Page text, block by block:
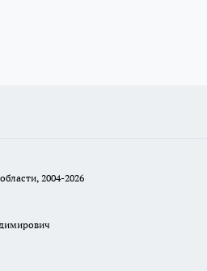
2004-2026